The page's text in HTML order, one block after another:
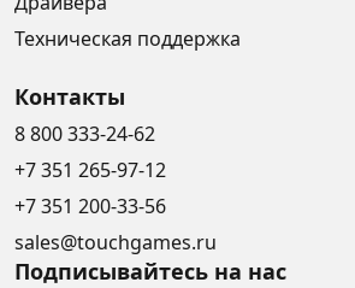
Техническая поддержка
Контакты
8 800 333-24-62
+7 351 265-97-12
+7 351 200-33-56
sales@touchgames.ru
Подписывайтесь на нас